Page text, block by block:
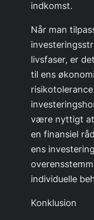
indkomst.
Når man
livsfaser, er
til ens
være nyttigt
en finansiel
ens
individuelle
Konklusion